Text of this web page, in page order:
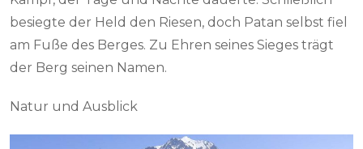
besiegte der Held den Riesen, doch Patan selbst fiel
am Fuße des Berges. Zu Ehren seines Sieges trägt
der Berg seinen Namen.
Natur und Ausblick